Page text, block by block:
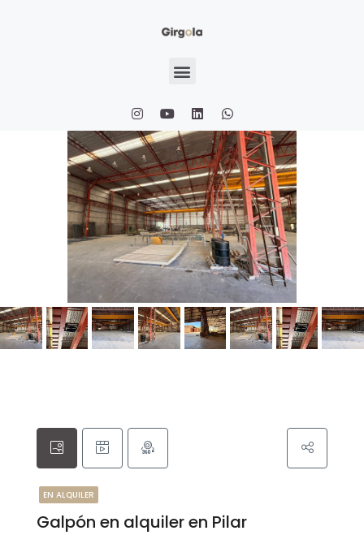
EN ALQUILER
Galpón en alquiler en Pilar